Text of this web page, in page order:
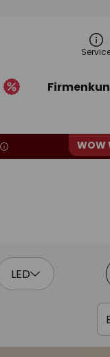
WOW
LED